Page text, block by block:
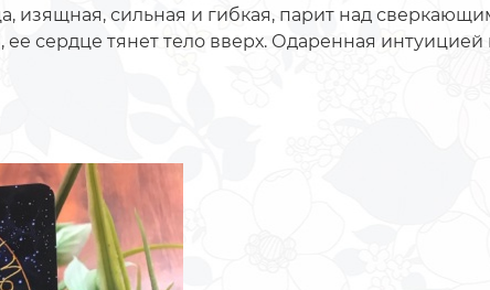
изящная, сильная и гибкая, парит над
ее сердце тянет тело вверх. Одаренная